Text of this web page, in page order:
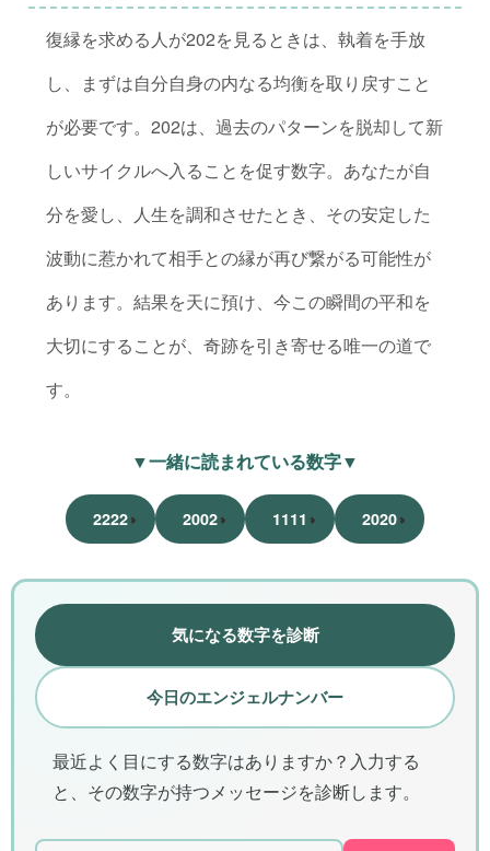
復縁を求める人が202を見るときは、執着を手放
し、まずは自分自身の内なる均衡を取り戻すこと
が必要です。202は、過去のパターンを脱却して新
しいサイクルへ入ることを促す数字。あなたが自
分を愛し、人生を調和させたとき、その安定した
波動に惹かれて相手との縁が再び繋がる可能性が
あります。結果を天に預け、今この瞬間の平和を
大切にすることが、奇跡を引き寄せる唯一の道で
す。
▼一緒に読まれている数字▼
2222 2002 1111 2020
気になる数字を診断
今日のエンジェルナンバー
最近よく目にする数字はありますか？入力する
と、その数字が持つメッセージを診断します。